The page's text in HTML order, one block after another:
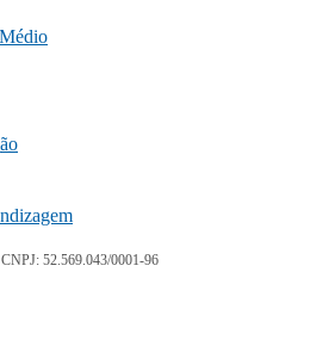
52.569.043/0001-96